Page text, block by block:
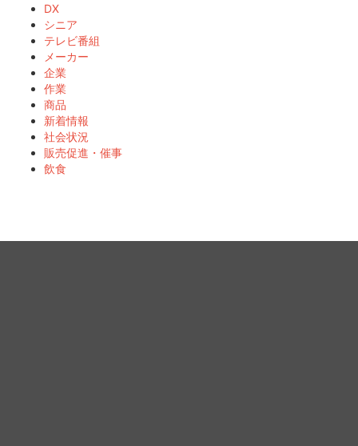
DX
シニア
テレビ番組
メーカー
企業
作業
商品
新着情報
社会状況
販売促進・催事
飲食